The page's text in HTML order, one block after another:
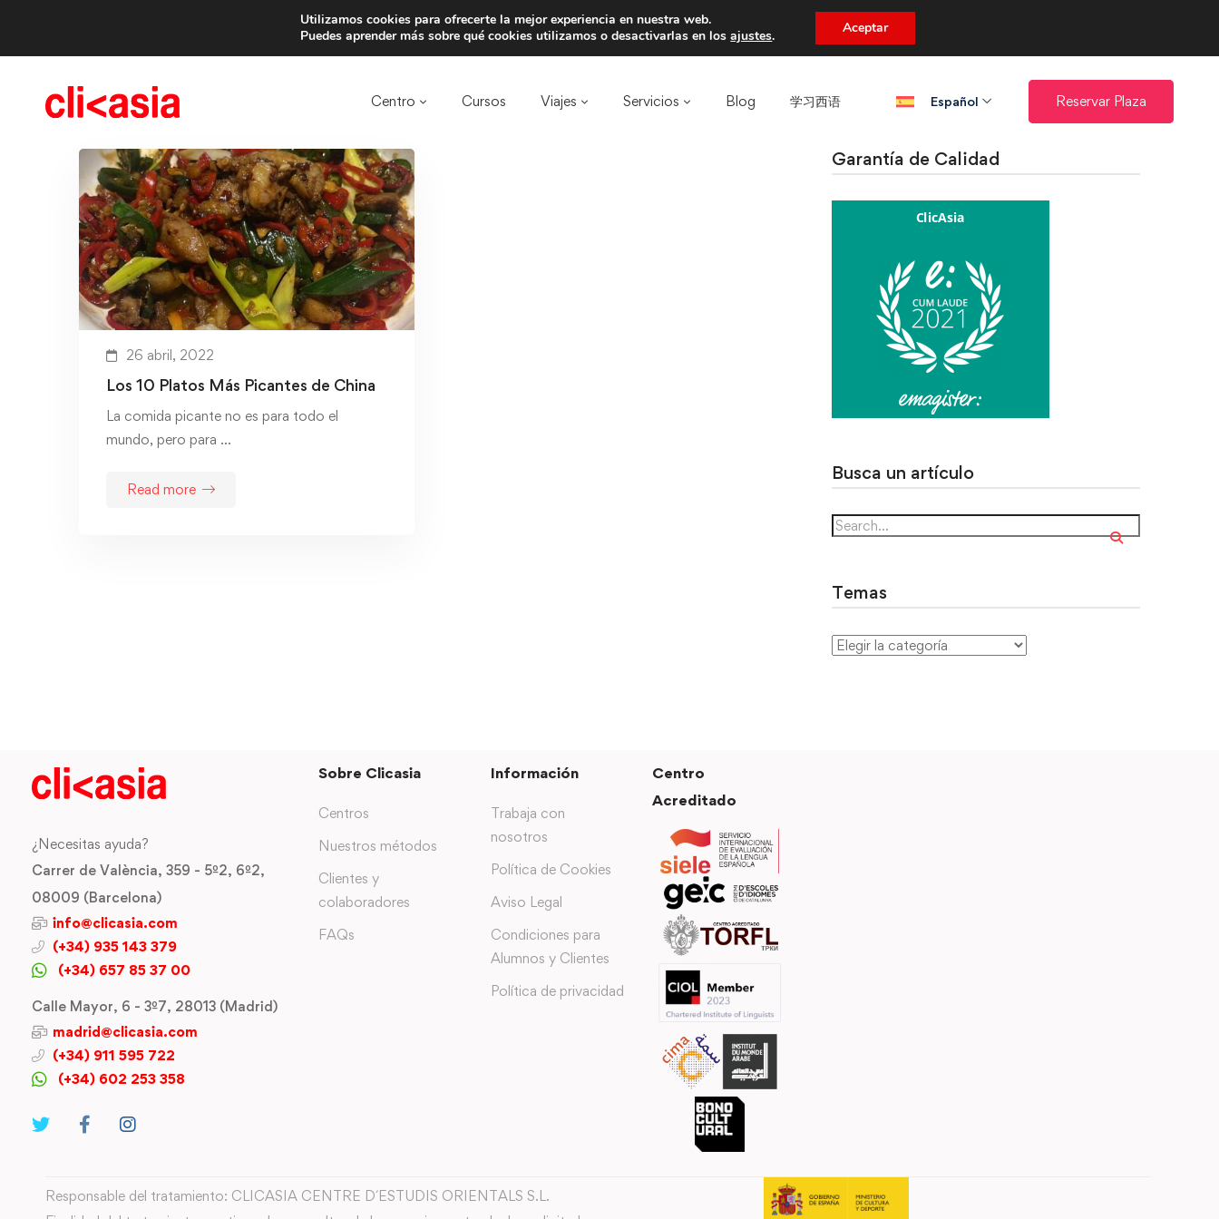
Trae a un amigo y llevaos un total de 75€ de descuento.
Centro Cursos Viajes Servicios Blog 学习西语​ Español Reservar Plaza
26 abril, 2022
Los 10 Platos Más Picantes de China
La comida picante no es para todo el
mundo, pero para …
Read more
Garantía de Calidad
Busca un artículo
Temas
¿Necesitas ayuda?
Carrer de València, 359 - 5º2, 6º2,
08009 (Barcelona)
info@clicasia.com
(+34) 935 143 379
(+34) 657 85 37 00
Calle Mayor, 6 - 3º7, 28013 (Madrid)
madrid@clicasia.com
(+34) 911 595 722
(+34) 602 253 358
Sobre Clicasia
Centros
Nuestros métodos
Clientes y
colaboradores
FAQs
Información
Trabaja con
nosotros
Política de Cookies
Aviso Legal
Condiciones para
Alumnos y Clientes
Política de privacidad
Centro
Acreditado
Responsable del tratamiento: CLICASIA CENTRE D´ESTUDIS ORIENTALS S.L.
Utilizamos cookies para ofrecerte la mejor experiencia en nuestra web.
Puedes aprender más sobre qué cookies utilizamos o desactivarlas en losajustes. Aceptar